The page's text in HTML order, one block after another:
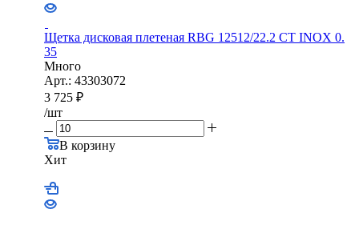
Щетка дисковая плетеная RBG 12512/22.2 CТ INOX 0.
35
Много
Арт.: 43303072
3 725 ₽
/шт
В корзину
Хит